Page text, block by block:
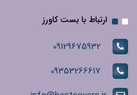
ارتباط با بست کاورز
09129675932
09353266617